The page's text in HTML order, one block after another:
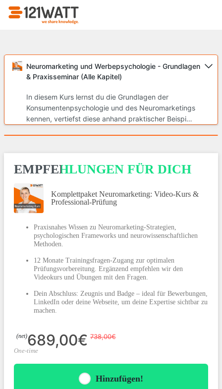
Neuromarketing und Werbepsychologie - Grundlagen
& Praxisseminar (Alle Kapitel)
In diesem Kurs lernst du die Grundlagen der
Konsumentenpsychologie und des Neuromarketings
kennen, vertiefst diese anhand praktischer Beispiele
EMPFEHLUNGEN FÜR DICH
Komplettpaket Neuromarketing: Video-Kurs &
Professional-Prüfung
Praxisnahes Wissen zu Neuromarketing-Strategien,
psychologischen Frameworks und neurowissenschaftlichen
Methoden.
12 Monate Trainingsfragen-Zugang zur optimalen
Prüfungsvorbereitung. Ergänzend empfehlen wir den
Videokurs und Übungen mit den Fragen.
Dein Abschluss: Zeugnis und Badge – ideal für Bewerbungen,
LinkedIn oder deine Webseite, um deine Expertise sichtbar zu
machen.
738,00€
689,00€
(net)
One-time
Hinzufügen!